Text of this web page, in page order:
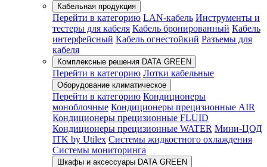
Кабельная продукция
Перейти в категорию LAN-кабель Инструменты и
тестеры для кабеля Кабель бронированный Кабель
интерфейсный Кабель огнестойкий Разъемы для
кабеля
Комплексные решения DATA GREEN
Перейти в категорию Лотки кабельные
Оборудование климатическое
Перейти в категорию Кондиционеры
моноблочные Кондиционеры прецизионные AIR
Кондиционеры прецизионные FLUID
Кондиционеры прецизионные WATER Мини-ЦОД
ITK by Utilex Системы жидкостного охлаждения
Системы мониторинга
Шкафы и аксессуары DATA GREEN